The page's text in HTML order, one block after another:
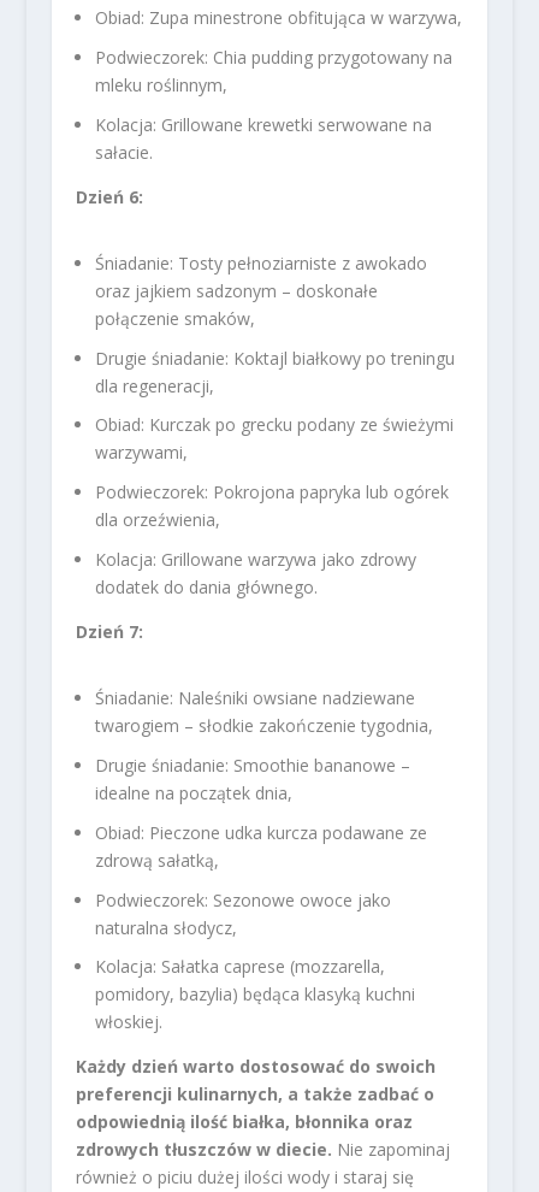
Obiad: Zupa minestrone obfitująca w warzywa,
Podwieczorek: Chia pudding przygotowany na
mleku roślinnym,
Kolacja: Grillowane krewetki serwowane na
sałacie.
Dzień 6:
Śniadanie: Tosty pełnoziarniste z awokado
oraz jajkiem sadzonym – doskonałe
połączenie smaków,
Drugie śniadanie: Koktajl białkowy po treningu
dla regeneracji,
Obiad: Kurczak po grecku podany ze świeżymi
warzywami,
Podwieczorek: Pokrojona papryka lub ogórek
dla orzeźwienia,
Kolacja: Grillowane warzywa jako zdrowy
dodatek do dania głównego.
Dzień 7:
Śniadanie: Naleśniki owsiane nadziewane
twarogiem – słodkie zakończenie tygodnia,
Drugie śniadanie: Smoothie bananowe –
idealne na początek dnia,
Obiad: Pieczone udka kurcza podawane ze
zdrową sałatką,
Podwieczorek: Sezonowe owoce jako
naturalna słodycz,
Kolacja: Sałatka caprese (mozzarella,
pomidory, bazylia) będąca klasyką kuchni
włoskiej.
Każdy dzień warto dostosować do swoich
preferencji kulinarnych, a także zadbać o
odpowiednią ilość białka, błonnika oraz
zdrowych tłuszczów w diecie. Nie zapominaj
również o piciu dużej ilości wody i staraj się